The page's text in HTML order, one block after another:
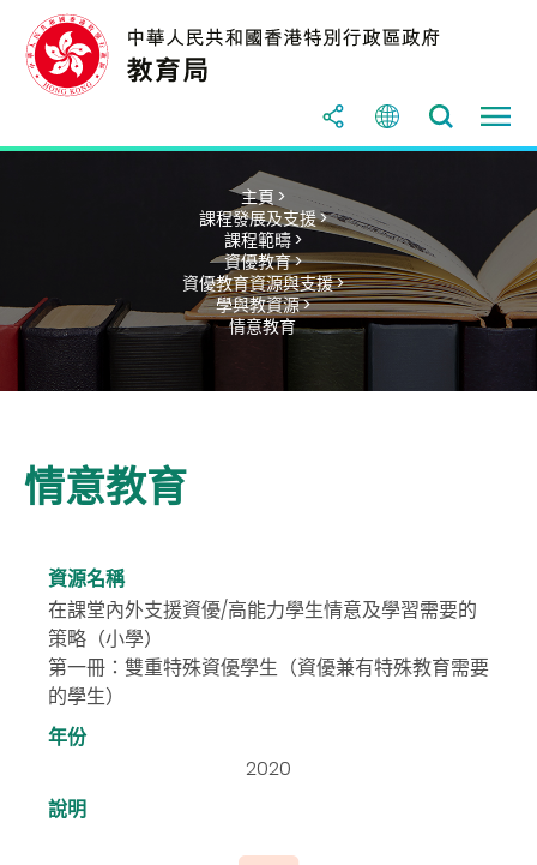
主頁 >
課程發展及支援 >
課程範疇 >
資優教育 >
資優教育資源與支援 >
學與教資源 >
情意教育
情意教育
資源名稱
在課堂內外支援資優/高能力學生情意及學習需要的
策略（小學）
第一冊：雙重特殊資優學生（資優兼有特殊教育需要
的學生）
年份
2020
說明